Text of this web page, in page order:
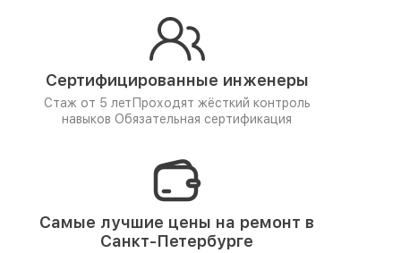
Сертифицированные инженеры
Стаж от 5 лет Проходят жёсткий контроль
навыков Обязательная сертификация
Самые лучшие цены на ремонт в
Санкт-Петербурге